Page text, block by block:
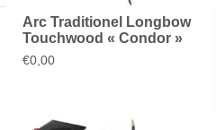
Arc Traditionel Longbow
Touchwood « Condor »
€0,00